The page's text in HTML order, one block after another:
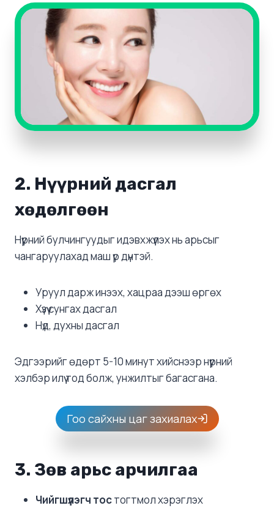
2. Нүүрний дасгал
хөдөлгөөн
Нүүрний булчингуудыг идэвхжүүлэх нь арьсыг
чангаруулахад маш үр дүнтэй.
Уруул дарж инээх, хацраа дээш өргөх
Хүзүү сунгах дасгал
Нүд, духны дасгал
Эдгээрийг өдөрт 5-10 минут хийснээр нүүрний
хэлбэр илүү тод болж, унжилтыг багасгана.
Гоо сайхны цаг захиалах
3. Зөв арьс арчилгаа
Чийгшүүлэгч тостогтмол хэрэглэх